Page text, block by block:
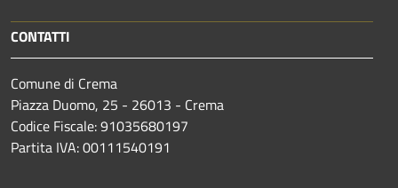
CONTATTI
Comune di Crema
Piazza Duomo, 25 - 26013 - Crema
Codice Fiscale: 91035680197
Partita IVA: 00111540191